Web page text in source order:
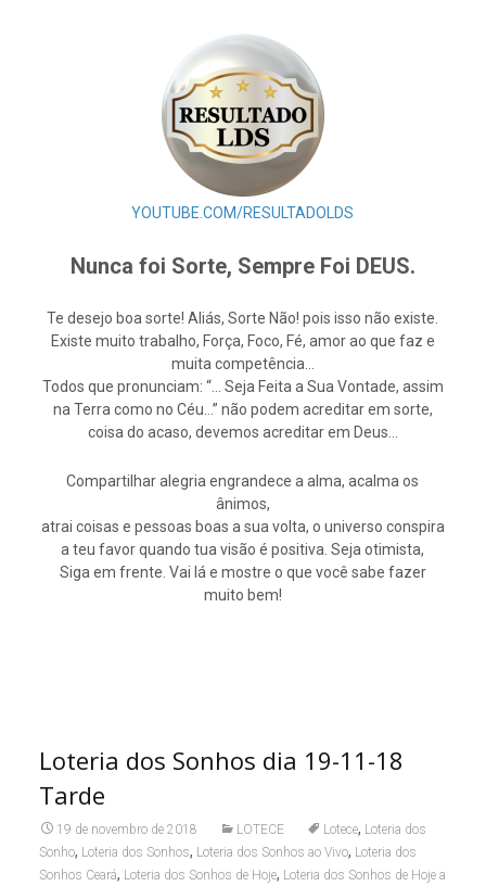
YOUTUBE.COM/RESULTADOLDS
Nunca foi Sorte, Sempre Foi DEUS.
Te desejo boa sorte! Aliás, Sorte Não! pois isso não existe.
Existe muito trabalho, Força, Foco, Fé, amor ao que faz e
muita competência…
Todos que pronunciam: “… Seja Feita a Sua Vontade, assim
na Terra como no Céu…” não podem acreditar em sorte,
coisa do acaso, devemos acreditar em Deus…
Compartilhar alegria engrandece a alma, acalma os
ânimos,
atrai coisas e pessoas boas a sua volta, o universo conspira
a teu favor quando tua visão é positiva. Seja otimista,
Siga em frente. Vai lá e mostre o que você sabe fazer
muito bem!
Loteria dos Sonhos dia 19-11-18
Tarde
19 de novembro de 2018 LOTECE Lotece, Loteria dos
Sonho, Loteria dos Sonhos, Loteria dos Sonhos ao Vivo, Loteria dos
Sonhos Ceará, Loteria dos Sonhos de Hoje, Loteria dos Sonhos de Hoje a